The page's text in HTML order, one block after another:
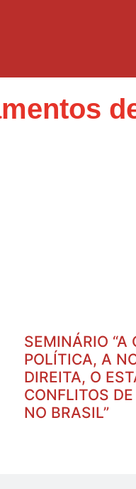
SEMINÁRIO “A
POLÍTICA, A
DIREITA, O
CONFLITOS
NO BRASIL”